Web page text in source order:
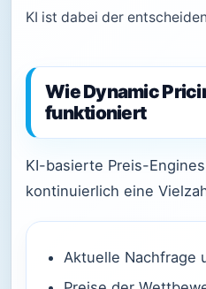
KI ist dabei der
Wie Dynamic
funktioniert
KI-basierte Preis-
kontinuierlich eine
Aktuelle Nachfrage